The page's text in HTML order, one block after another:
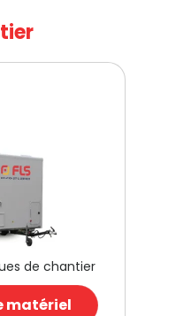
de chantier
matériel